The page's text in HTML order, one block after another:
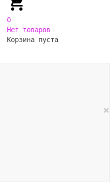
0
Нет товаров
Корзина пуста
×